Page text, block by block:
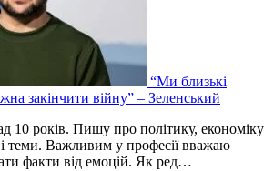
“Ми близькі
закінчити війну” – Зеленський
10 років. Пишу про політику, економіку
теми. Важливим у професії вважаю
факти від емоцій. Як ред…